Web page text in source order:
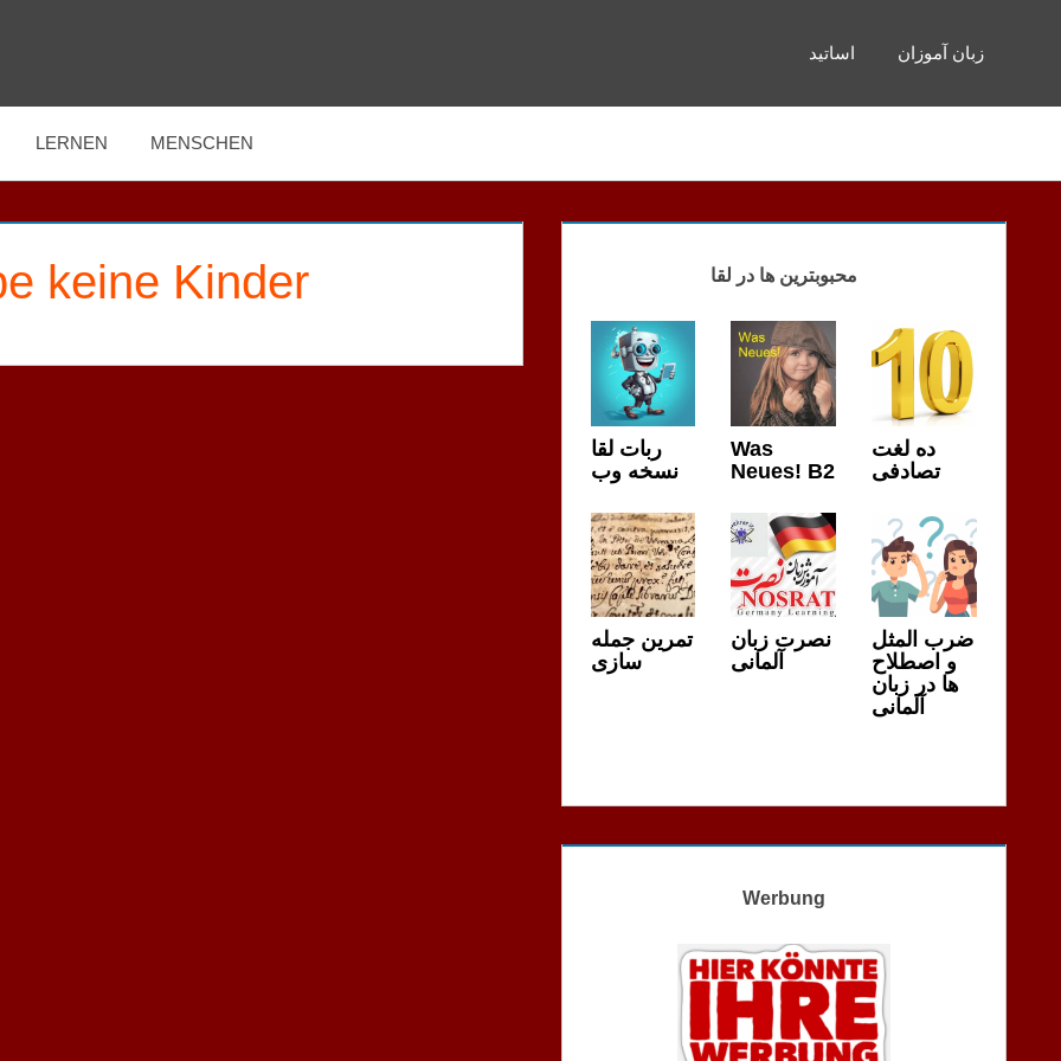
اساتید زبان آموزان
LERNEN MENSCHEN
keine Kinder محبوبترین ها در لقا
ربات لقا
نسخه وب
Was
Neues! B2
ده لغت
تصادفی
تمرین جمله
سازی
نصرت زبان
آلمانی
ضرب المثل
و اصطلاح
ها در زبان
آلمانی
Werbung